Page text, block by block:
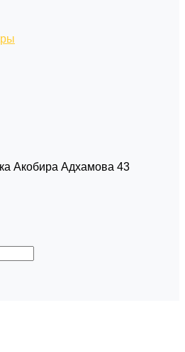
Акобира Адхамова 43